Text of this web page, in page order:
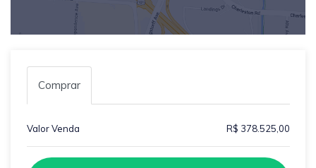
Comprar
Valor Venda R$ 378.525,00